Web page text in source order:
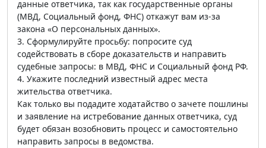
данные ответчика, так как государственные органы
(МВД, Социальный фонд, ФНС) откажут вам из-за
закона «О персональных данных».
3. Сформулируйте просьбу: попросите суд
содействовать в сборе доказательств и направить
судебные запросы: в МВД, ФНС и Социальный фонд РФ.
4. Укажите последний известный адрес места
жительства ответчика.
Как только вы подадите ходатайство о зачете пошлины
и заявление на истребование данных ответчика, суд
будет обязан возобновить процесс и самостоятельно
направить запросы в ведомства.